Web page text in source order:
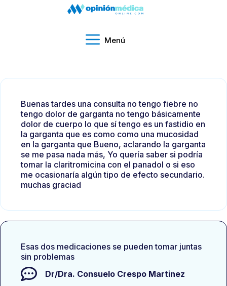
Menú
Buenas tardes una consulta no tengo fiebre no
tengo dolor de garganta no tengo básicamente
dolor de cuerpo lo que sí tengo es un fastidio en
la garganta que es como como una mucosidad
en la garganta que Bueno, aclarando la garganta
se me pasa nada más, Yo quería saber si podría
tomar la claritromicina con el panadol o si eso
me ocasionaría algún tipo de efecto secundario.
muchas graciad
Esas dos medicaciones se pueden tomar juntas
sin problemas
Dr/Dra. Consuelo Crespo Martinez